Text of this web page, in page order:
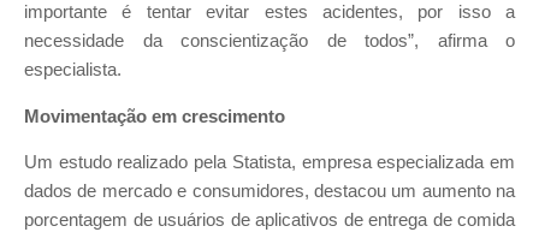
importante é tentar evitar estes acidentes, por isso a
necessidade da conscientização de todos”, afirma o
especialista.
Movimentação em crescimento
Um estudo realizado pela Statista, empresa especializada em
dados de mercado e consumidores, destacou um aumento na
porcentagem de usuários de aplicativos de entrega de comida